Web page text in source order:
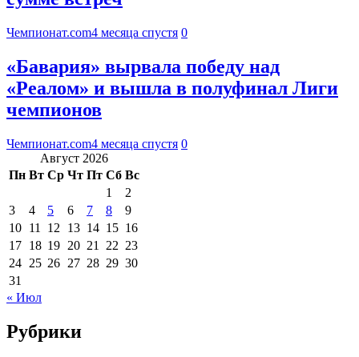
Чемпионат.com4 месяца спустя 0
«Бавария» вырвала победу над
«Реалом» и вышла в полуфинал Лиги
чемпионов
Чемпионат.com4 месяца спустя 0
Август 2026
Пн Вт Ср Чт Пт Сб Вс
1
2
3
4 5 6 7 8
9
10 11 12 13 14 15 16
17 18 19 20 21 22 23
24 25 26 27 28 29 30
31
« Июл
Рубрики